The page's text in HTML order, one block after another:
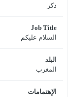
ذكر
Job Title
السلام عليكم
البلد
المغرب
الإهتمامات